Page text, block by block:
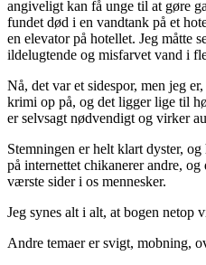
angiveligt kan få unge til at gøre
fundet død i en vandtank på et
en elevator på hotellet. Jeg måtte
ildelugtende og misfarvet vand i
Nå, det var et sidespor, men jeg
krimi op på, og det ligger lige til
er selvsagt nødvendigt og virker
Stemningen er helt klart dyster,
på internettet chikanerer andre,
værste sider i os mennesker.
Jeg synes alt i alt, at bogen netop
Andre temaer er svigt, mobning,